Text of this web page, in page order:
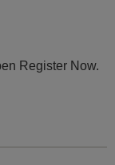
Register Now.